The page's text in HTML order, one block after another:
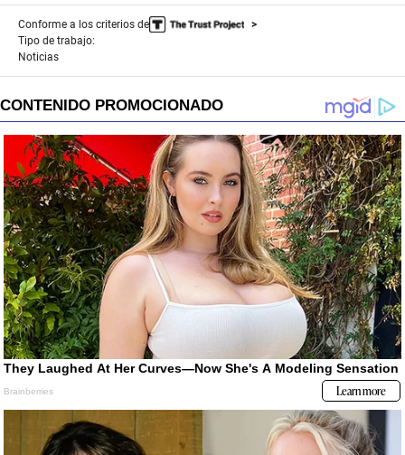
Conforme a los criterios de
Tipo de trabajo:
Noticias